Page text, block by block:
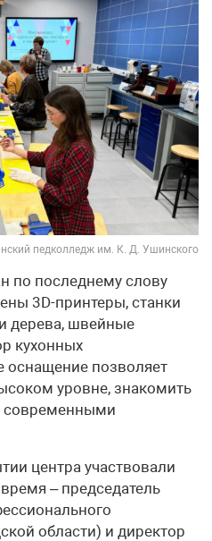
педколледж им. К. Д. Ушинского
по последнему слову
3D-принтеры, станки
дерева, швейные
кухонных
оснащение позволяет
уровне, знакомить
современными
центра участвовали
– председатель
области) и директор